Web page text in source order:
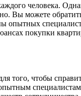
человека.
Вы можете
опытных
покупки
того, чтобы
специалистам